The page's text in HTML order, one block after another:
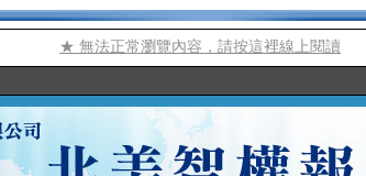
★ 無法正常瀏覽內容，請按這裡線上閱讀